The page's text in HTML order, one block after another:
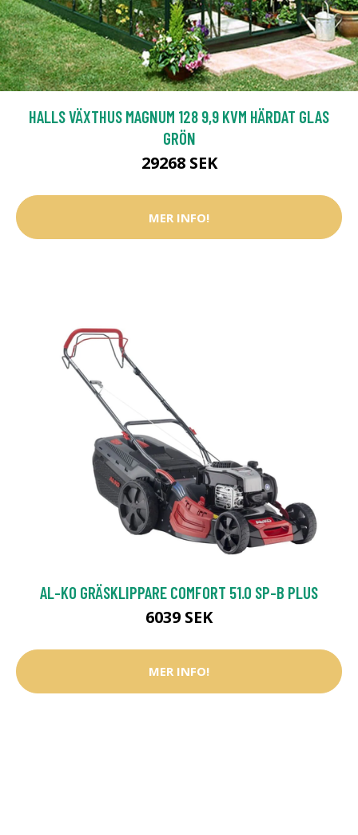
HALLS VÄXTHUS MAGNUM 128 9,9 KVM HÄRDAT GLAS
GRÖN
29268 SEK
MER INFO!
AL-KO GRÄSKLIPPARE COMFORT 51.0 SP-B PLUS
6039 SEK
MER INFO!